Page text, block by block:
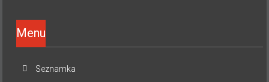
Menu
Seznamka